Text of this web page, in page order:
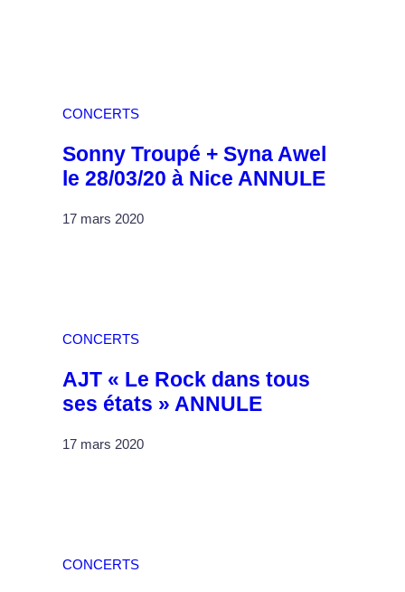
CONCERTS
Sonny Troupé + Syna Awel
le 28/03/20 à Nice ANNULE
17 mars 2020
CONCERTS
AJT « Le Rock dans tous
ses états » ANNULE
17 mars 2020
CONCERTS